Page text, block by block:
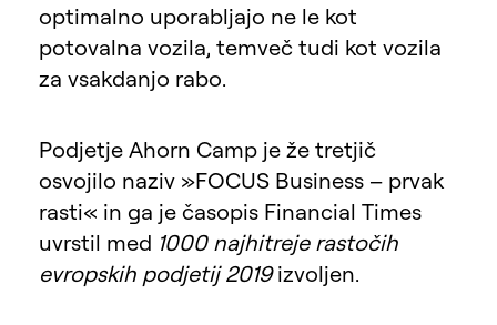
optimalno uporabljajo ne le kot
potovalna vozila, temveč tudi kot vozila
za vsakdanjo rabo.
Podjetje Ahorn Camp je že tretjič
osvojilo naziv »FOCUS Business – prvak
rasti« in ga je časopis Financial Times
uvrstil med 1000 najhitreje rastočih
evropskih podjetij 2019izvoljen.